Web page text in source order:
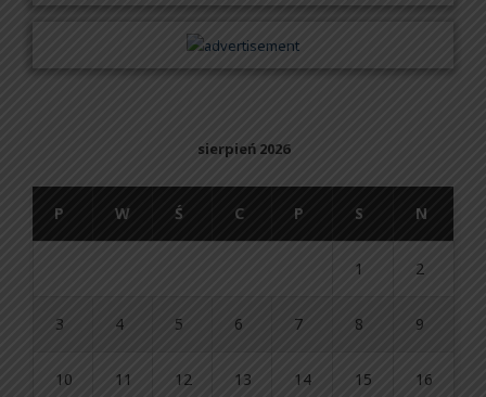
sierpień 2026
P W Ś C P S N
1 2
3 4 5 6 7 8 9
10 11 12 13 14 15 16